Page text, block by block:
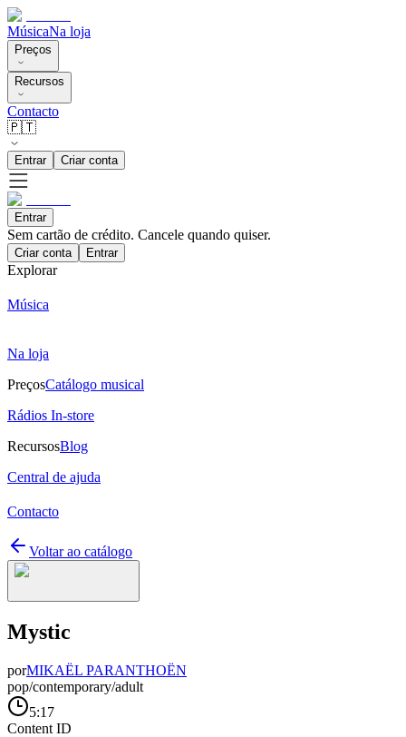
MúsicaNa loja
Preços
Recursos
Contacto
🇵🇹
Entrar Criar conta
Entrar
Sem cartão de crédito. Cancele quando quiser.
Criar conta Entrar
Explorar
Música
Na loja
PreçosCatálogo musical
Rádios In-store
RecursosBlog
Central de ajuda
Contacto
Voltar ao catálogo
Mystic
porMIKAËL PARANTHOËN
pop/contemporary/adult
5:17
Content ID